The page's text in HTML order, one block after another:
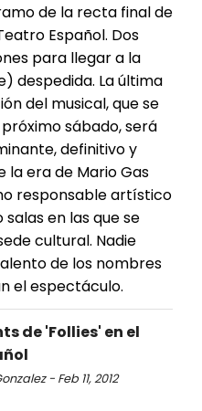
de la recta final de
Español. Dos
para llegar a la
despedida. La última
del musical, que se
sábado, será
definitivo y
la era de Mario Gas
responsable artístico
en las que se
cultural. Nadie
de los nombres
el espectáculo.
de 'Follies' en el
- Feb 11, 2012